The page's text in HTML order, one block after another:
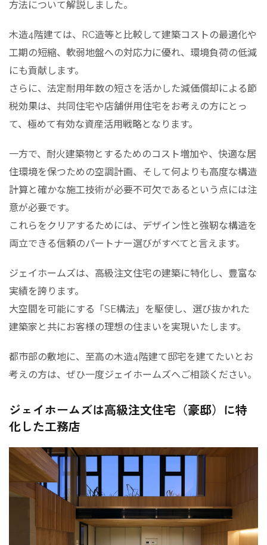
方法について解説しました。
木造4階建ては、RC造等と比較して建築コストの最適化や
工期の短縮、軟弱地盤への対応力に優れ、環境負荷の低減
にも貢献します。
さらに、法定耐用年数の短さを活かした減価償却による節
税効果は、共同住宅や店舗併用住宅をお考えの方にとっ
て、極めて有効な資産活用戦略となります。
一方で、耐火建築物とするためのコスト増加や、快適な居
住環境を保つための空調計画、そして何よりも高度な構造
計算と確かな施工技術が必要不可欠であるという点には注
意が必要です。
これらをクリアするためには、デザイン性と強靭な構造を
両立できる信頼のパートナー選びがすべてと言えます。
ジェイホームズは、高級注文住宅の建築に特化し、豊富な
実績を誇ります。
大空間を可能にする「SE構法」を駆使し、選び抜かれた
建築家と共にお客様の理想の住まいを実現いたします。
都市部の敷地に、至高の木造4階建て邸宅を建てたいとお
考えの方は、ぜひ一度ジェイホームズへご相談ください。
ジェイホームズは高級注文住宅（豪邸）に特
化した工務店